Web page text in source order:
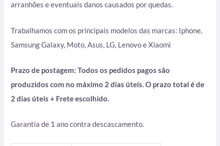
arranhões e eventuais danos causados por quedas.
Trabalhamos com os principais modelos das marcas: Iphone,
Samsung Galaxy, Moto, Asus, LG, Lenovo e Xiaomi
Prazo de postagem: Todos os pedidos pagos são
produzidos com no máximo 2 dias úteis. O prazo total é de
2 dias úteis + Frete escolhido.
Garantia de 1 ano contra descascamento.